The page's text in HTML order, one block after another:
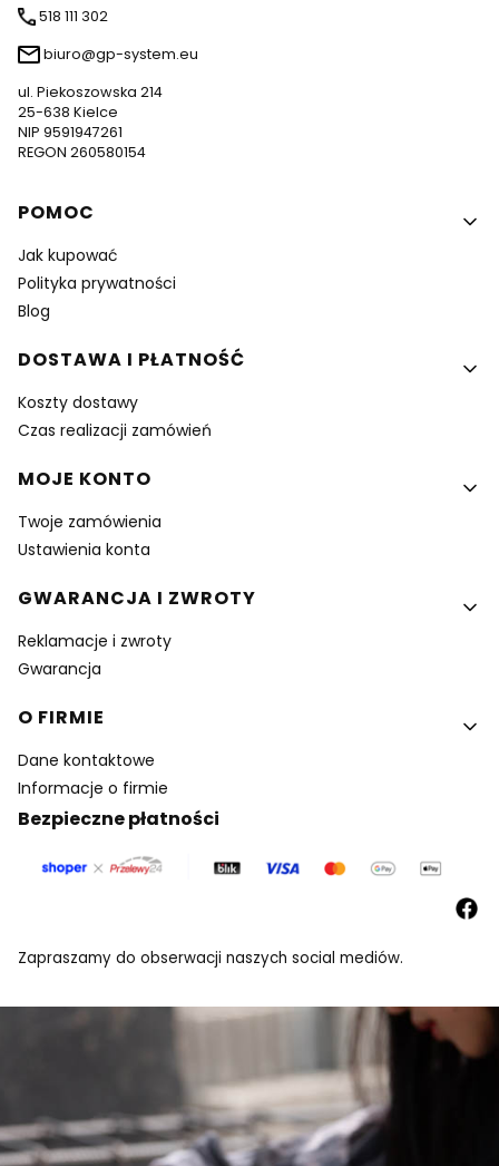
518 111 302
biuro@gp-system.eu
ul. Piekoszowska 214
25-638 Kielce
NIP 9591947261
REGON 260580154
Linki w stopce
POMOC
Jak kupować
Polityka prywatności
Blog
DOSTAWA I PŁATNOŚĆ
Koszty dostawy
Czas realizacji zamówień
MOJE KONTO
Twoje zamówienia
Ustawienia konta
GWARANCJA I ZWROTY
Reklamacje i zwroty
Gwarancja
O FIRMIE
Dane kontaktowe
Informacje o firmie
Bezpieczne płatności
Zapraszamy do obserwacji naszych social mediów.